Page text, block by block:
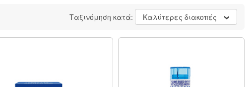
Ταξινόμηση κατά: Καλύτερες διακοπές